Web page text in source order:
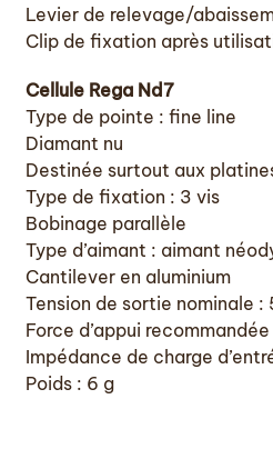
Levier de relevage/
Clip de fixation après
Cellule Rega Nd7
Type de pointe : fine line
Diamant nu
Destinée surtout aux
Type de fixation : 3 vis
Bobinage parallèle
Type d’aimant : aimant
Cantilever en aluminium
Tension de sortie nominale :
Force d’appui
Impédance de charge
Poids : 6 g